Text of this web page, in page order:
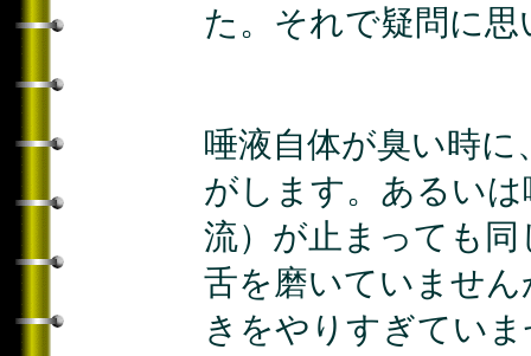
た。それで疑問に
唾液自体が臭い時
がします。あるい
流）が止まっても
舌を磨いていませ
きをやりすぎてい